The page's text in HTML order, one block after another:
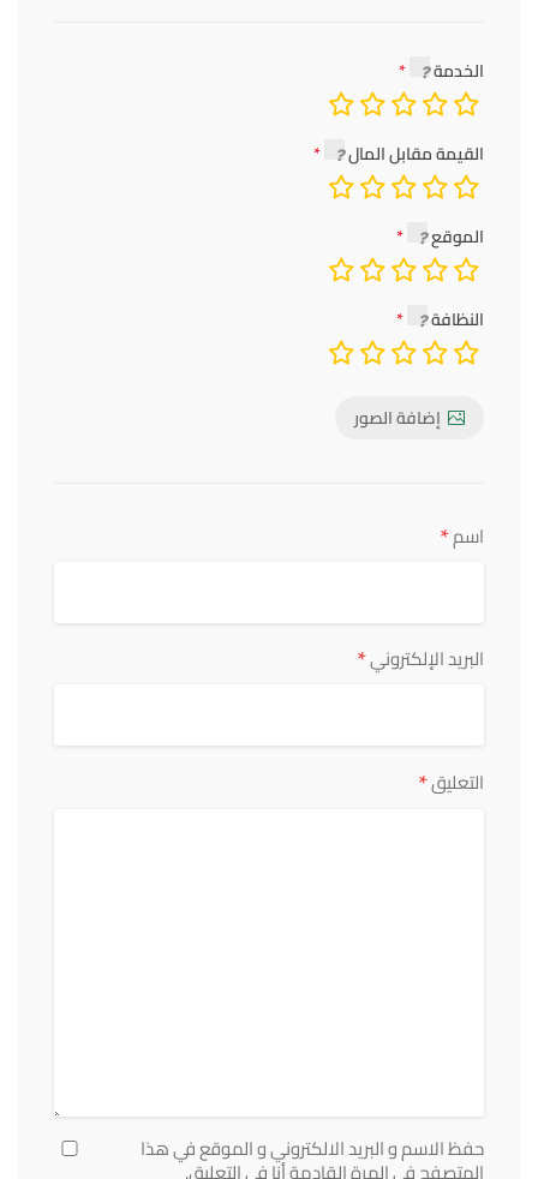
الخدمة
القيمة مقابل المال
الموقع
النظافة
إضافة الصور
اسم*
البريد الإلكتروني*
التعليق*
حفظ الاسم و البريد الالكتروني و الموقع في هذا